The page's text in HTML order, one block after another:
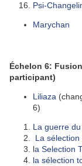
Psi-
Marychan
Échelon 6:
participant)
Liliaza
6)
La guerre
La
la Selection
la sélection